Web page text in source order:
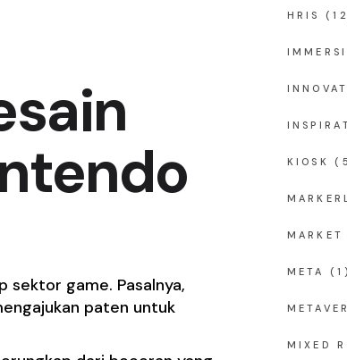
sektor game. Pasalnya,
paten untuk
HRIS
KIOSK
MARKET
META (1)
MIXED